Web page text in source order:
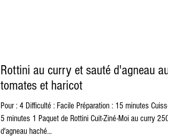
Rottini au curry et sauté d'agneau aux
tomates et haricot
Pour : 4 Difficulté : Facile Préparation : 15 minutes Cuisson :
5 minutes 1 Paquet de Rottini Cuit-Ziné-Moi au curry 250g
d'agneau haché...